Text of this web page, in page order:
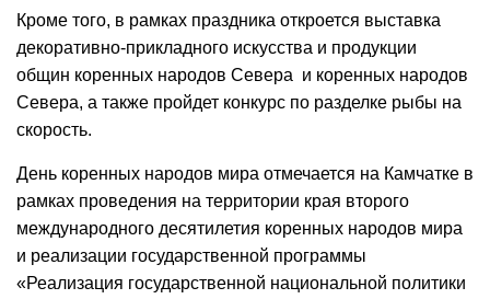
Кроме того, в рамках праздника откроется выставка
декоративно-прикладного искусства и продукции
общин коренных народов Севера и коренных народов
Севера, а также пройдет конкурс по разделке рыбы на
скорость.
День коренных народов мира отмечается на Камчатке в
рамках проведения на территории края второго
международного десятилетия коренных народов мира
и реализации государственной программы
«Реализация государственной национальной политики